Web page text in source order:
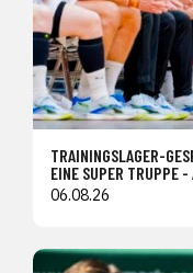
TRAININGSLAGER-
EINE SUPER TRUPPE
06.08.26